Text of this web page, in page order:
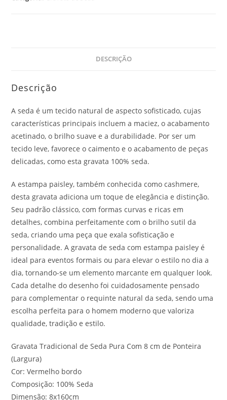
DESCRIÇÃO
Descrição
A seda é um tecido natural de aspecto sofisticado, cujas
características principais incluem a maciez, o acabamento
acetinado, o brilho suave e a durabilidade. Por ser um
tecido leve, favorece o caimento e o acabamento de peças
delicadas, como esta gravata 100% seda.
A estampa paisley, também conhecida como cashmere,
desta gravata adiciona um toque de elegância e distinção.
Seu padrão clássico, com formas curvas e ricas em
detalhes, combina perfeitamente com o brilho sutil da
seda, criando uma peça que exala sofisticação e
personalidade. A gravata de seda com estampa paisley é
ideal para eventos formais ou para elevar o estilo no dia a
dia, tornando-se um elemento marcante em qualquer look.
Cada detalhe do desenho foi cuidadosamente pensado
para complementar o requinte natural da seda, sendo uma
escolha perfeita para o homem moderno que valoriza
qualidade, tradição e estilo.
Gravata Tradicional de Seda Pura Com 8 cm de Ponteira
(Largura)
Cor: Vermelho bordo
Composição: 100% Seda
Dimensão: 8x160cm